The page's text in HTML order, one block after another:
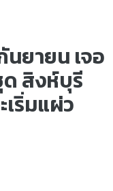
นยายน เจอ
สิงห์บุรี
ริ่มแผ่ว